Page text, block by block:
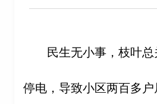
民生无小事，枝叶
停电，导致小区两百多